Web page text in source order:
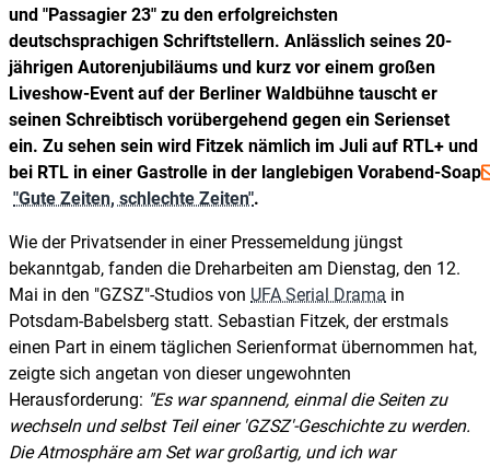
und "Passagier 23" zu den erfolgreichsten
deutschsprachigen Schriftstellern. Anlässlich seines 20-
jährigen Autorenjubiläums und kurz vor einem großen
Liveshow-Event auf der Berliner Waldbühne tauscht er
seinen Schreibtisch vorübergehend gegen ein Serienset
ein. Zu sehen sein wird Fitzek nämlich im Juli auf RTL+ und
bei RTL in einer Gastrolle in der langlebigen Vorabend-Soap
"Gute Zeiten, schlechte Zeiten".
Wie der Privatsender in einer Pressemeldung jüngst
bekanntgab, fanden die Dreharbeiten am Dienstag, den 12.
Mai in den "GZSZ"-Studios von UFA Serial Drama in
Potsdam-Babelsberg statt. Sebastian Fitzek, der erstmals
einen Part in einem täglichen Serienformat übernommen hat,
zeigte sich angetan von dieser ungewohnten
Herausforderung: "Es war spannend, einmal die Seiten zu
wechseln und selbst Teil einer 'GZSZ'-Geschichte zu werden.
Die Atmosphäre am Set war großartig, und ich war